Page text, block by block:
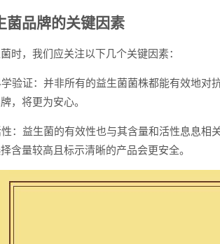
菌品牌的关键因素
时，我们应关注以下几个关键因素：
验证：并非所有的益生菌菌株都能有效地对
，将更为安心。
：益生菌的有效性也与其含量和活性息息
含量较高且标示清晰的产品会更安全。